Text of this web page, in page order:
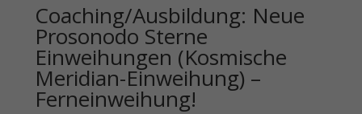
Coaching/Ausbildung: Neue
Prosonodo Sterne
Einweihungen (Kosmische
Meridian-Einweihung) –
Ferneinweihung!